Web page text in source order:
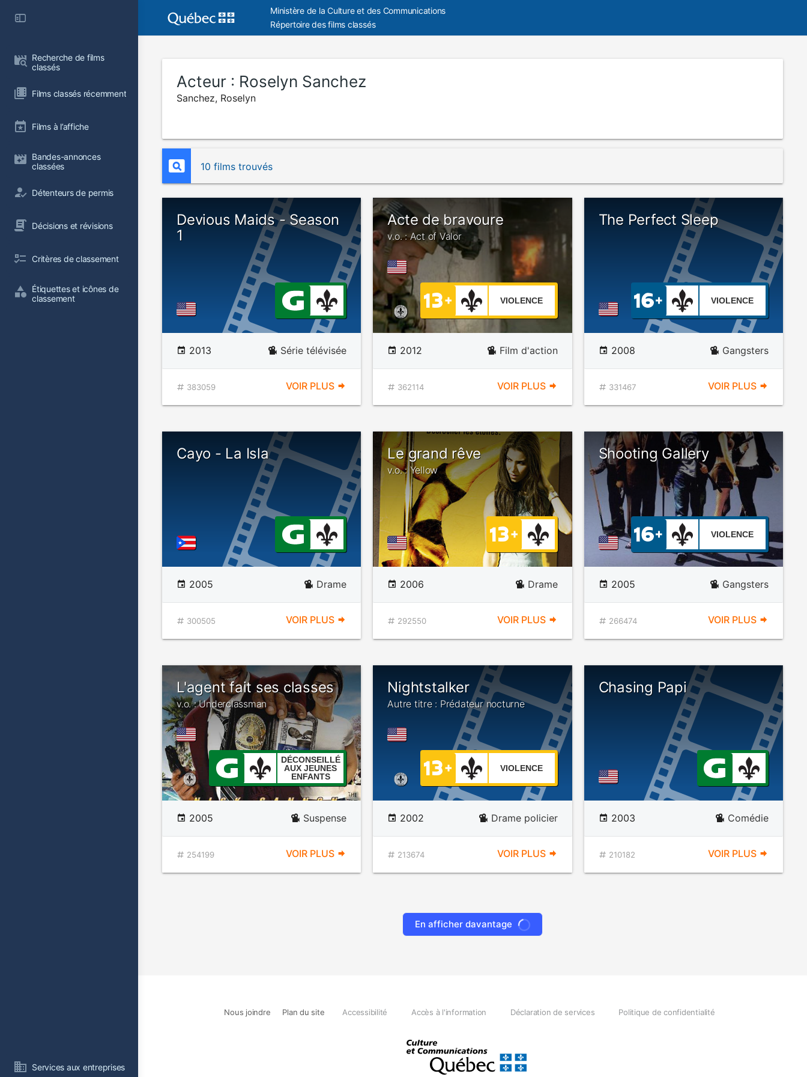
Recherche de films
classés
Films classés récemment
Films à l’affiche
Bandes-annonces
classées
Détenteurs de permis
Décisions et révisions
Critères de classement
Étiquettes et icônes de
classement
Services aux entreprises
Ministère de la Culture et des Communications
Répertoire des films classés
Acteur : Roselyn Sanchez
Sanchez, Roselyn
10 films trouvés
Devious Maids - Season
1
2013 Série télévisée
383059 VOIR PLUS
Acte de bravoure
v.o. : Act of Valor
VIOLENCE
2012 Film d'action
362114 VOIR PLUS
The Perfect Sleep
VIOLENCE
2008 Gangsters
331467 VOIR PLUS
Cayo - La Isla
2005 Drame
300505 VOIR PLUS
Le grand rêve
v.o. : Yellow
2006 Drame
292550 VOIR PLUS
Shooting Gallery
VIOLENCE
2005 Gangsters
266474 VOIR PLUS
L'agent fait ses classes
v.o. : Underclassman
DÉCONSEILLÉ
AUX JEUNES
ENFANTS
2005 Suspense
254199 VOIR PLUS
Nightstalker
Autre titre : Prédateur nocturne
VIOLENCE
2002 Drame policier
213674 VOIR PLUS
Chasing Papi
2003 Comédie
210182 VOIR PLUS
En afficher davantage
Nous joindre Plan du site Accessibilité Accès à l'information Déclaration de services Politique de confidentialité